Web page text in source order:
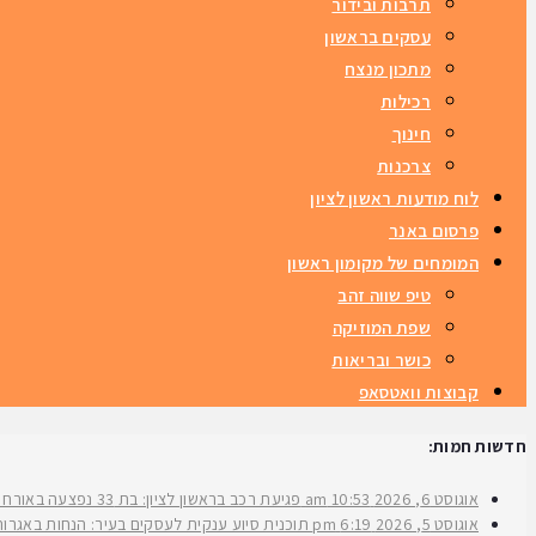
עסקים בראשון
מתכון מנצח
רכילות
חינוך
צרכנות
לוח מודעות ראשון לציון
פרסום באנר
המומחים של מקומון ראשון
טיפ שווה זהב
שפת המוזיקה
כושר ובריאות
קבוצות וואטסאפ
חדשות חמות:
אוגוסט 6, 2026 10:53 am
פגיעת רכב בראשון לציון: בת 33 נפצעה באורח בינוני ברחוב ירושלים
אוגוסט 5, 2026
6:19 pm
תוכנית סיוע ענקית לעסקים בעיר: הנחות